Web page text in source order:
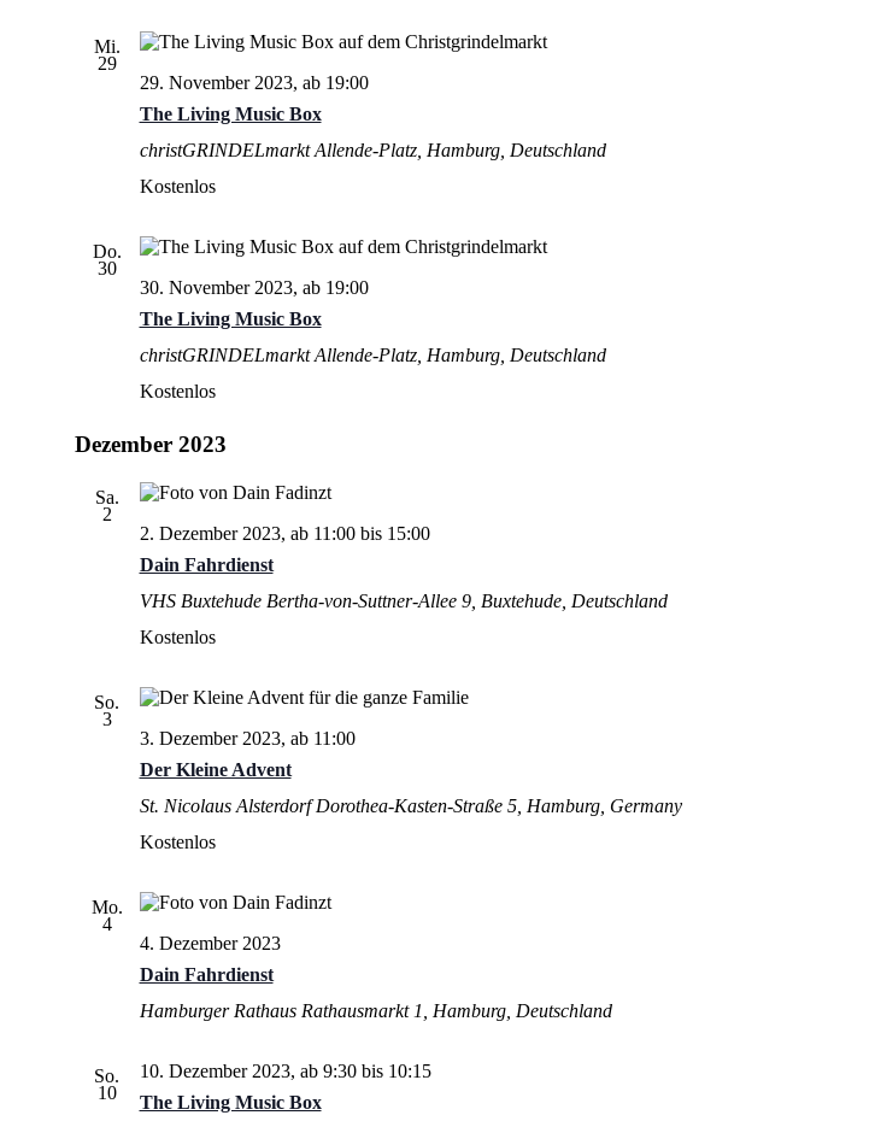
Mi.
29
The Living Music Box
29. November 2023, ab 19:00
christGRINDELmarktAllende-Platz, Hamburg, Deutschland
Kostenlos
Do.
30
The Living Music Box
30. November 2023, ab 19:00
christGRINDELmarktAllende-Platz, Hamburg, Deutschland
Kostenlos
Dezember 2023
Sa.
2
Dain Fahrdienst
2. Dezember 2023, ab 11:00bis 15:00
VHS Buxtehude Bertha-von-Suttner-Allee 9, Buxtehude, Deutschland
Kostenlos
So.
3
Der Kleine Advent
3. Dezember 2023, ab 11:00
St. Nicolaus AlsterdorfDorothea-Kasten-Straße 5, Hamburg, Germany
Kostenlos
Mo.
4
Dain Fahrdienst
4. Dezember 2023
Hamburger Rathaus Rathausmarkt 1, Hamburg, Deutschland
So.
10
The Living Music Box
10. Dezember 2023, ab 9:30bis 10:15